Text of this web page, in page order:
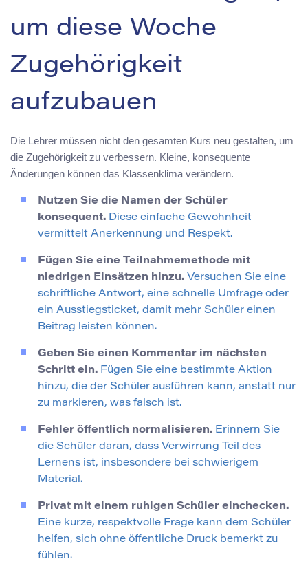
um diese Woche
Zugehörigkeit
aufzubauen
Die Lehrer müssen nicht den gesamten Kurs neu gestalten, um
die Zugehörigkeit zu verbessern. Kleine, konsequente
Änderungen können das Klassenklima verändern.
Nutzen Sie die Namen der Schüler
konsequent. Diese einfache Gewohnheit
vermittelt Anerkennung und Respekt.
Fügen Sie eine Teilnahmemethode mit
niedrigen Einsätzen hinzu. Versuchen Sie eine
schriftliche Antwort, eine schnelle Umfrage oder
ein Ausstiegsticket, damit mehr Schüler einen
Beitrag leisten können.
Geben Sie einen Kommentar im nächsten
Schritt ein. Fügen Sie eine bestimmte Aktion
hinzu, die der Schüler ausführen kann, anstatt nur
zu markieren, was falsch ist.
Fehler öffentlich normalisieren. Erinnern Sie
die Schüler daran, dass Verwirrung Teil des
Lernens ist, insbesondere bei schwierigem
Material.
Privat mit einem ruhigen Schüler einchecken.
Eine kurze, respektvolle Frage kann dem Schüler
helfen, sich ohne öffentliche Druck bemerkt zu
fühlen.